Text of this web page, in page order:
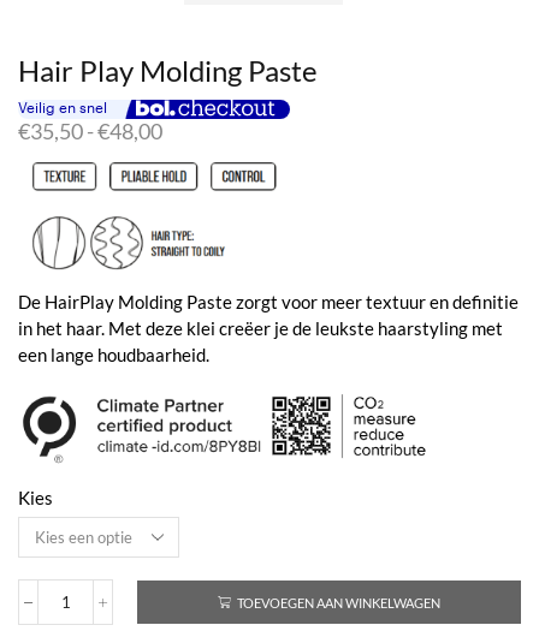
Hair Play Molding Paste
€35,50-€48,00Prijsklasse:
tot
De HairPlay Molding Paste zorgt voor meer textuur en definitie
in het haar. Met deze klei creëer je de leukste haarstyling met
een lange houdbaarheid.
Kies
Hair
TOEVOEGEN AAN WINKELWAGEN